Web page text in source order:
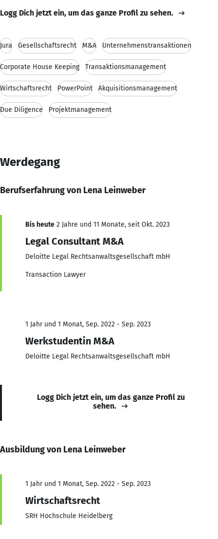
Logg Dich jetzt ein, um das ganze Profil zu sehen.
Jura Gesellschaftsrecht M&A Unternehmenstransaktionen
Corporate House Keeping Transaktionsmanagement
Wirtschaftsrecht PowerPoint Akquisitionsmanagement
Due Diligence Projektmanagement
Werdegang
Berufserfahrung von Lena Leinweber
Bis heute 2 Jahre und 11 Monate, seit Okt. 2023
Legal Consultant M&A
Deloitte Legal Rechtsanwaltsgesellschaft mbH
Transaction Lawyer
1 Jahr und 1 Monat, Sep. 2022 - Sep. 2023
Werkstudentin M&A
Deloitte Legal Rechtsanwaltsgesellschaft mbH
Logg Dich jetzt ein, um das ganze Profil zu
sehen.
Ausbildung von Lena Leinweber
1 Jahr und 1 Monat, Sep. 2022 - Sep. 2023
Wirtschaftsrecht
SRH Hochschule Heidelberg